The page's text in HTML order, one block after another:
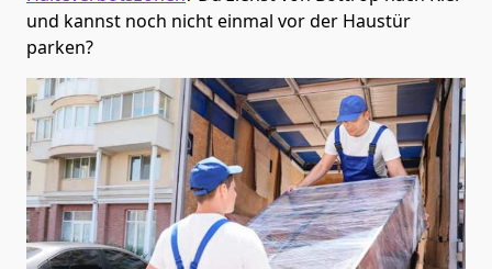
und kannst noch nicht einmal vor der Haustür
parken?